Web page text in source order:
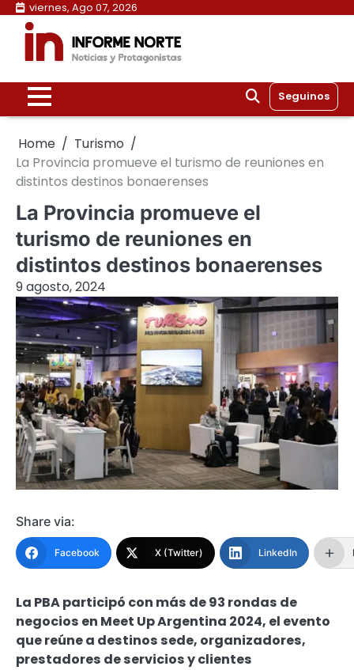
Skip
content
viernes, Ago 07, 2026
Seguinos
Home
Turismo
La Provincia promueve el turismo de reuniones en
distintos destinos bonaerenses
La Provincia promueve el
turismo de reuniones en
distintos destinos bonaerenses
9 agosto, 2024
Share via:
Facebook X (Twitter) LinkedIn
La PBA participó con más de 93 rondas de
negocios en Meet Up Argentina 2024, el evento
que reúne a destinos sede, organizadores,
prestadores de servicios y clientes